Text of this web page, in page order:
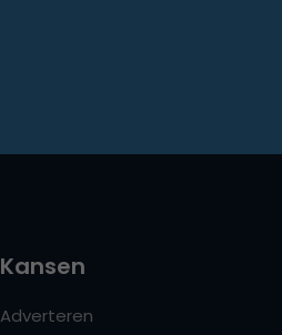
Kansen
Adverteren